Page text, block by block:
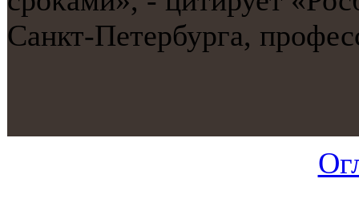
Санкт-Петербурга,